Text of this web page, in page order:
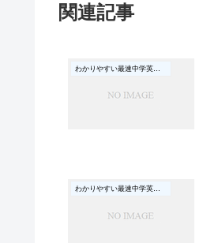
関連記事
わかりやすい最速中学英文法
わかりやすい最速中学英文法